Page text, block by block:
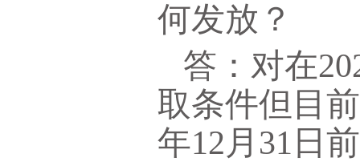
何发放？
答：对在
取条件但目
年12月31日